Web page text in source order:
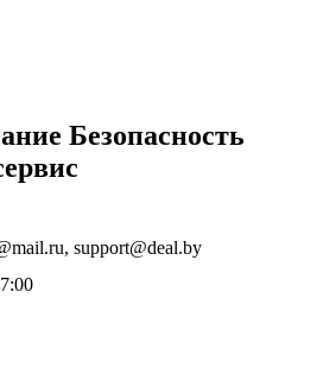
Безопасность
support@deal.by